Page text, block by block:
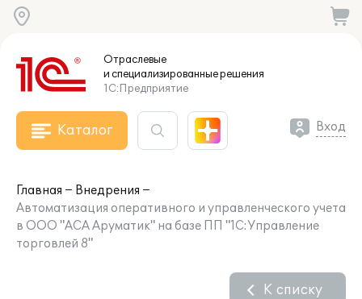
Отраслевые
и специализированныерешения
1С:Предприятие
Каталог Вход
Главная
Внедрения
Автоматизация оперативного и управленческого учета
в ООО "АСА Аруматик" на базе ПП "1С:Управление
торговлей 8"
К списку